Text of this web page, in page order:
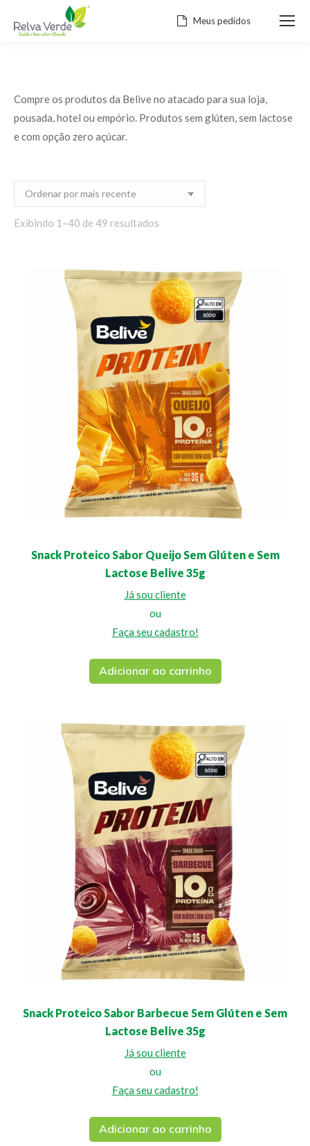
Meus pedidos
Compre os produtos da Belive no atacado para sua loja,
pousada, hotel ou empório. Produtos sem glúten, sem lactose
e com opção zero açúcar.
Exibindo 1–40 de 49 resultados
recente
Snack Proteico Sabor Queijo Sem Glúten e Sem
Lactose Belive 35g
Já sou cliente
ou
Faça seu cadastro!
Adicionar ao carrinho
Snack Proteico Sabor Barbecue Sem Glúten e Sem
Lactose Belive 35g
Já sou cliente
ou
Faça seu cadastro!
Adicionar ao carrinho